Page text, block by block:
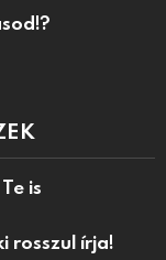
is
rosszul írja!